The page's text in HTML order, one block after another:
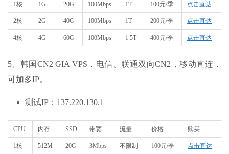
1核 1G 20G 100Mbps 1T 100元/季 点击直达
2核 2G 40G 100Mbps 1T 200元/季 点击直达
4核 4G 60G 100Mbps 1.5T 400元/季 点击直达
5、韩国CN2 GIA VPS，电信、联通双向CN2，移动直连，
可加多IP。
测试IP：137.220.130.1
CPU 内存 SSD 带宽 流量 价格 购买
1核 512M 20G 3Mbps 不限制 100元/季 点击直达